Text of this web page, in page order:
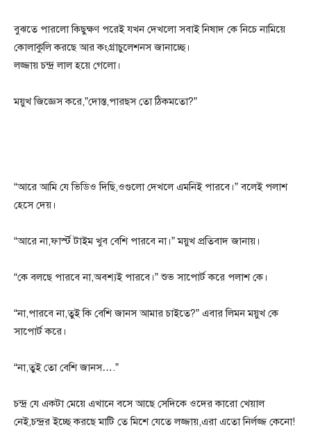
বুঝতে পারলো কিছুক্ষণ পরেই যখন দেখলো সবাই নিষাদ কে নিচে নামিয়ে
কোলাকুলি করছে আর কংগ্রাচুলেশনস জানাচ্ছে।
লজ্জায় চন্দ্র লাল হয়ে গেলো।
ময়ুখ জিজ্ঞেস করে,”দোস্ত,পারছস তো ঠিকমতো?”
“আরে আমি যে ভিডিও দিছি,ওগুলো দেখলে এমনিই পারবে।” বলেই পলাশ
হেসে দেয়।
“আরে না,ফার্স্ট টাইম খুব বেশি পারবে না।” ময়ুখ প্রতিবাদ জানায়।
“কে বলছে পারবে না,অবশ্যই পারবে।” শুভ সাপোর্ট করে পলাশ কে।
“না,পারবে না,তুই কি বেশি জানস আমার চাইতে?” এবার লিমন ময়ুখ কে
সাপোর্ট করে।
“না,তুই তো বেশি জানস….”
চন্দ্র যে একটা মেয়ে এখানে বসে আছে সেদিকে ওদের কারো খেয়াল
নেই,চন্দ্রর ইচ্ছে করছে মাটি তে মিশে যেতে লজ্জায়,এরা এতো নির্লজ্জ কেনো!